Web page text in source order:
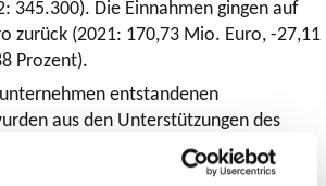
345.300). Die Einnahmen gingen auf
zurück (2021: 170,73 Mio. Euro, -27,11
Prozent).
entstandenen
aus den Unterstützungen des
Nordrhein-Westfalen, den
größtenteils aufgefangen.